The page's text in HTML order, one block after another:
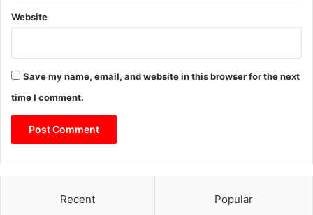
Website
Save my name, email, and website in this browser for the next
time I comment.
Recent Popular